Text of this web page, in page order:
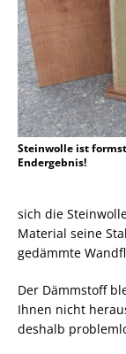
Steinwolle ist
Endergebnis!
sich die
Material seine
gedämmte
Der Dämmstoff
Ihnen nicht
deshalb